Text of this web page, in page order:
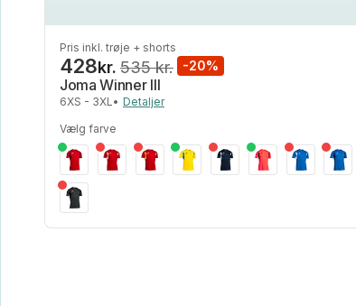
Pris inkl. trøje + shorts
428kr. 535 kr. -20%
Joma Winner III
6XS - 3XL• Detaljer
Vælg farve